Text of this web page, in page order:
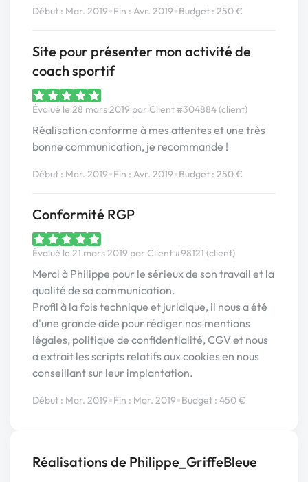
Début : Mar. 2019•Fin : Avr. 2019•Budget : 250 €
Site pour présenter mon activité de
coach sportif
Évalué le 28 mars 2019 par Client #304884 (client)
Réalisation conforme à mes attentes et une très
bonne communication, je recommande !
Début : Mar. 2019•Fin : Avr. 2019•Budget : 250 €
Conformité RGP
Évalué le 21 mars 2019 par Client #98121 (client)
Merci à Philippe pour le sérieux de son travail et la
qualité de sa communication.
Profil à la fois technique et juridique, il nous a été
d'une grande aide pour rédiger nos mentions
légales, politique de confidentialité, CGV et nous
a extrait les scripts relatifs aux cookies en nous
conseillant sur leur implantation.
Début : Mar. 2019•Fin : Mar. 2019•Budget : 450 €
Réalisations de Philippe_GriffeBleue